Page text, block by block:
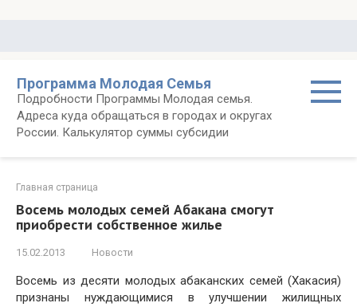
Программа Молодая Семья
Подробности Программы Молодая семья.
Адреса куда обращаться в городах и округах
России. Калькулятор суммы субсидии
Главная страница
Восемь молодых семей Абакана смогут
приобрести собственное жилье
15.02.2013 Новости
Восемь из десяти молодых абаканских семей (Хакасия)
признаны нуждающимися в улучшении жилищных